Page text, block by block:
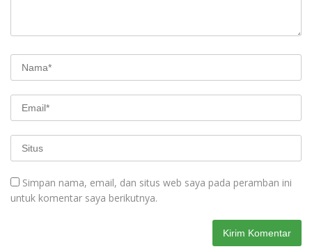
Simpan nama, email, dan situs web saya pada peramban ini
untuk komentar saya berikutnya.